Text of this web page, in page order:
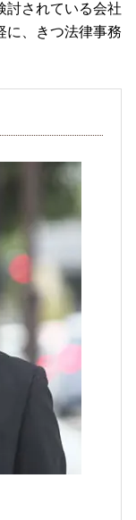
討されている会社
に、きつ法律事務